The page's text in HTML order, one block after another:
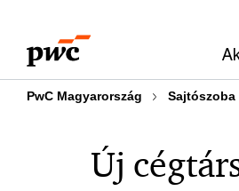
content
footer
PwC Magyarország Sajtószoba
Új